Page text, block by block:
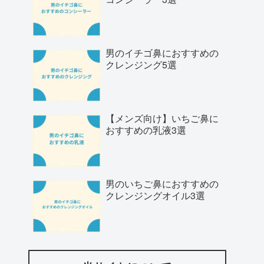
男のイチゴ鼻におすすめの
クレンジング5選
【メンズ向け】いちご鼻に
おすすめの乳液3選
男のいちご鼻におすすめの
クレンジングオイル3選